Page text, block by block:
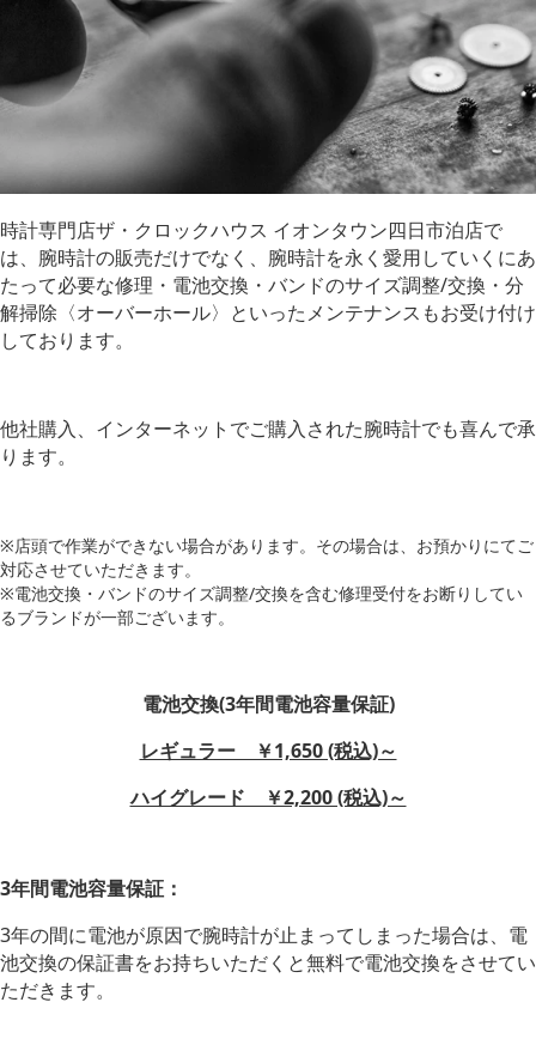
時計専門店ザ・クロックハウス イオンタウン四日市泊店で
は、腕時計の販売だけでなく、腕時計を永く愛用していくにあ
たって必要な修理・電池交換・バンドのサイズ調整/交換・分
解掃除〈オーバーホール〉といったメンテナンスもお受け付け
しております。
他社購入、インターネットでご購入された腕時計でも喜んで承
ります。
※店頭で作業ができない場合があります。その場合は、お預かりにてご
対応させていただきます。
※電池交換・バンドのサイズ調整/交換を含む修理受付をお断りしてい
るブランドが一部ございます。
電池交換(3年間電池容量保証)
レギュラー ￥1,650 (税込)～
ハイグレード ￥2,200 (税込)～
3年間電池容量保証：
3年の間に電池が原因で腕時計が止まってしまった場合は、電
池交換の保証書をお持ちいただくと無料で電池交換をさせてい
ただきます。